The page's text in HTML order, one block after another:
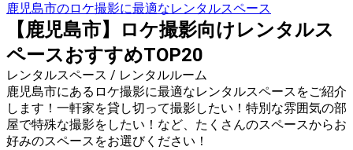
鹿児島市のロケ撮影に最適なレンタルスペース
【鹿児島市】ロケ撮影向けレンタルス
ペースおすすめTOP20
レンタルスペース / レンタルルーム
鹿児島市にあるロケ撮影に最適なレンタルスペースをご紹介
します！一軒家を貸し切って撮影したい！特別な雰囲気の部
屋で特殊な撮影をしたい！など、たくさんのスペースからお
好みのスペースをお選びください！